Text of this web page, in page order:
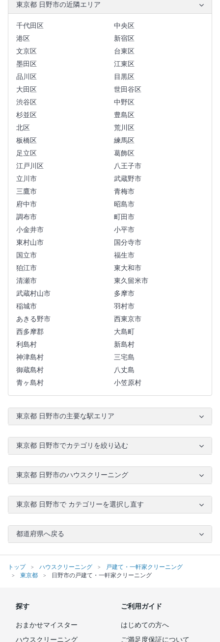
東京都 日野市の近隣エリア
千代田区
中央区
港区
新宿区
文京区
台東区
墨田区
江東区
品川区
目黒区
大田区
世田谷区
渋谷区
中野区
杉並区
豊島区
北区
荒川区
板橋区
練馬区
足立区
葛飾区
江戸川区
八王子市
立川市
武蔵野市
三鷹市
青梅市
府中市
昭島市
調布市
町田市
小金井市
小平市
東村山市
国分寺市
国立市
福生市
狛江市
東大和市
清瀬市
東久留米市
武蔵村山市
多摩市
稲城市
羽村市
あきる野市
西東京市
西多摩郡
大島町
利島村
新島村
神津島村
三宅島
御蔵島村
八丈島
青ヶ島村
小笠原村
東京都 日野市の主要な駅エリア
東京都 日野市でカテゴリを絞り込む
東京都 日野市のハウスクリーニング
東京都 日野市で カテゴリーを選択し直す
都道府県へ戻る
トップ ハウスクリーニング
戸建て・一軒家クリーニング
東京都
日野市の戸建て・一軒家クリーニング
探す
おまかせマイスター
ハウスクリーニング
ご利用ガイド
はじめての方へ
ご満足度保証について